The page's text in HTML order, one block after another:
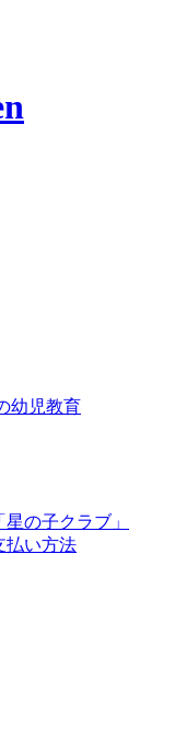
幼児教育
の子クラブ」
払い方法